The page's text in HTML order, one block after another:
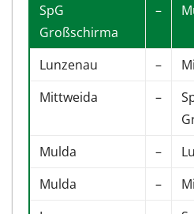
SpG
Großschirma
–
Lunzenau –
Mittweida
–
Mulda –
Mulda
–